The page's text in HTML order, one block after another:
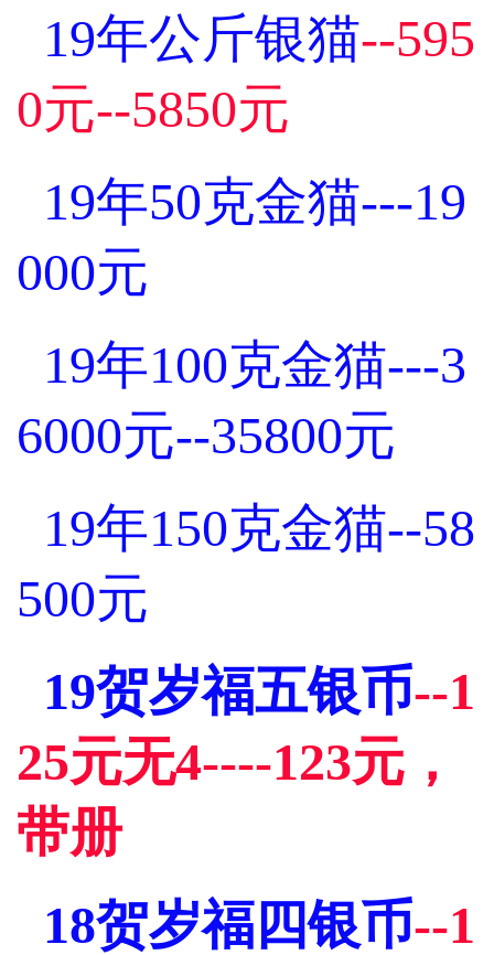
19年公斤银猫--595
0元--5850元
19年50克金猫---19
000元
19年100克金猫---3
6000元--35800元
19年150克金猫--58
500元
19贺岁福五银币--1
25元无4----123元，
带册
18贺岁福四银币--1